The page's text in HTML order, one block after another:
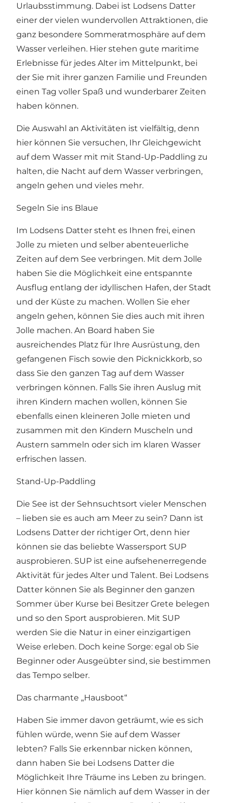
Urlaubsstimmung. Dabei ist Lodsens Datter
einer der vielen wundervollen Attraktionen, die
ganz besondere Sommeratmosphäre auf dem
Wasser verleihen. Hier stehen gute maritime
Erlebnisse für jedes Alter im Mittelpunkt, bei
der Sie mit ihrer ganzen Familie und Freunden
einen Tag voller Spaß und wunderbarer Zeiten
haben können.
Die Auswahl an Aktivitäten ist vielfältig, denn
hier können Sie versuchen, Ihr Gleichgewicht
auf dem Wasser mit mit Stand-Up-Paddling zu
halten, die Nacht auf dem Wasser verbringen,
angeln gehen und vieles mehr.
Segeln Sie ins Blaue
Im Lodsens Datter steht es Ihnen frei, einen
Jolle zu mieten und selber abenteuerliche
Zeiten auf dem See verbringen. Mit dem Jolle
haben Sie die Möglichkeit eine entspannte
Ausflug entlang der idyllischen Hafen, der Stadt
und der Küste zu machen. Wollen Sie eher
angeln gehen, können Sie dies auch mit ihren
Jolle machen. An Board haben Sie
ausreichendes Platz für Ihre Ausrüstung, den
gefangenen Fisch sowie den Picknickkorb, so
dass Sie den ganzen Tag auf dem Wasser
verbringen können. Falls Sie ihren Auslug mit
ihren Kindern machen wollen, können Sie
ebenfalls einen kleineren Jolle mieten und
zusammen mit den Kindern Muscheln und
Austern sammeln oder sich im klaren Wasser
erfrischen lassen.
Stand-Up-Paddling
Die See ist der Sehnsuchtsort vieler Menschen
– lieben sie es auch am Meer zu sein? Dann ist
Lodsens Datter der richtiger Ort, denn hier
können sie das beliebte Wassersport SUP
ausprobieren. SUP ist eine aufsehenerregende
Aktivität für jedes Alter und Talent. Bei Lodsens
Datter können Sie als Beginner den ganzen
Sommer über Kurse bei Besitzer Grete belegen
und so den Sport ausprobieren. Mit SUP
werden Sie die Natur in einer einzigartigen
Weise erleben. Doch keine Sorge: egal ob Sie
Beginner oder Ausgeübter sind, sie bestimmen
das Tempo selber.
Das charmante „Hausboot“
Haben Sie immer davon geträumt, wie es sich
fühlen würde, wenn Sie auf dem Wasser
lebten? Falls Sie erkennbar nicken können,
dann haben Sie bei Lodsens Datter die
Möglichkeit Ihre Träume ins Leben zu bringen.
Hier können Sie nämlich auf dem Wasser in der